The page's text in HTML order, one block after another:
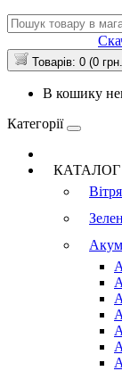
Товарів: 0 (0
В кошику
Категорії
КАТАЛОГ